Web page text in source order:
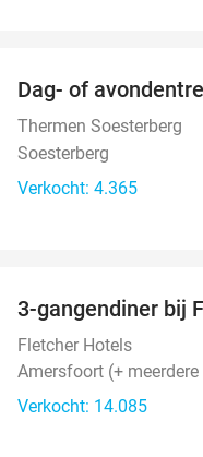
Dag- of
Thermen Soesterberg
Soesterberg
Verkocht: 4.365
3-gangendiner bij
Fletcher Hotels
Amersfoort (+
Verkocht: 14.085